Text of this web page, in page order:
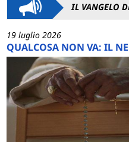
IL VANGELO
19 luglio 2026
QUALCOSA NON VA: IL